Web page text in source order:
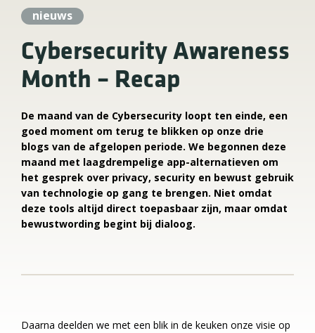
nieuws
Cybersecurity Awareness
Month – Recap
De maand van de Cybersecurity loopt ten einde, een
goed moment om terug te blikken op onze drie
blogs van de afgelopen periode. We begonnen deze
maand met laagdrempelige app-alternatieven om
het gesprek over privacy, security en bewust gebruik
van technologie op gang te brengen. Niet omdat
deze tools altijd direct toepasbaar zijn, maar omdat
bewustwording begint bij dialoog.
Daarna deelden we met een blik in de keuken onze visie op